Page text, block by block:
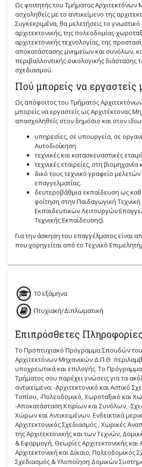
Ως φοιτητής του Τμήματος
ασχοληθείς με το αντικείμενο της
Συγκεκριμένα, θα μελετήσεις το γνωστικό
αρχιτεκτονικής, της πολεοδομίας-
αρχιτεκτονικής τεχνολογίας, της
αποκατάστασης μνημείων και συνόλων,
περιβαλλοντικής-οικολογικής διάστασης
σχεδιασμού.
Πού μπορείς να εργαστείς
Ως απόφοιτος του Τμήματος
μπορείς να εργαστείς ως Αρχιτέκτονας
απασχοληθείς στον δημόσιο και στον
υπηρεσίες, σε υπουργεία, σε
Αυτοδιοίκηση.
τεχνικές και κατασκευαστικές
τεχνικές εταιρείες, στη βιομηχανία
δικό τους τεχνικό γραφείο
επαγγελματίας.
δευτεροβάθμια εκπαίδευση ως
φοίτηση στην Παιδαγωγική
Εκπαιδευτικών Λειτουργών
Τεχνικής Εκπαίδευσης).
Για την άσκηση του επαγγέλματος είναι
που χορηγείται από το Τεχνικό
10 εξάμηνα
Πτυχιακή/Διπλωματική
Επιπρόσθετες
Το Προπτυχιακό Πρόγραμμα Σπουδών
Αρχιτεκτόνων Μηχανικών Δ.Π.Θ
υποχρεωτικά και επιλογής. Το
Τμήματος σου παρέχει γνώσεις για τα
αντικείμενα: -Αρχιτεκτονικό και Αστικό
Τοπίου, -Πολεοδομικό, Χωροταξικό και
-Αποκατάσταση Κτιρίων και Συνόλων, -
Χώρων και Αντικειμένων. Ενδεικτικά
Αρχιτεκτονικός Σχεδιασμός , Χωρικές
της Αρχιτεκτονικής και των Τεχνών,
& Eφαρμογή, Θεωρίες Αρχιτεκτονικής και
Αρχιτεκτονική και Δίκαιο, Πολεοδομικός
Σχεδιασμός & Υλοποίηση Δομικών